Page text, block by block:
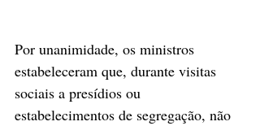
Por unanimidade, os ministros
estabeleceram que, durante visitas
sociais a presídios ou
estabelecimentos de segregação, não